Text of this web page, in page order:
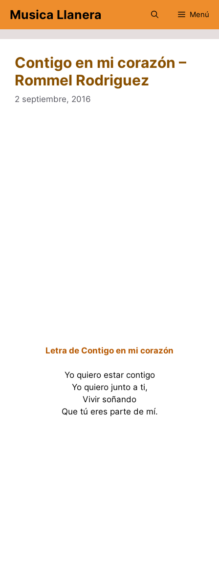
contenido
Musica Llanera Menú
Contigo en mi corazón –
Rommel Rodriguez
2 septiembre, 2016
Letra de Contigo en mi corazón
Yo quiero estar contigo
Yo quiero junto a ti,
Vivir soñando
Que tú eres parte de mí.